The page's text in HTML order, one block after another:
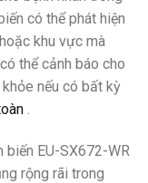
có thể phát hiện
khu vực mà
thể cảnh báo cho
nếu có bất kỳ
.
biến EU-SX672-WR
rộng rãi trong